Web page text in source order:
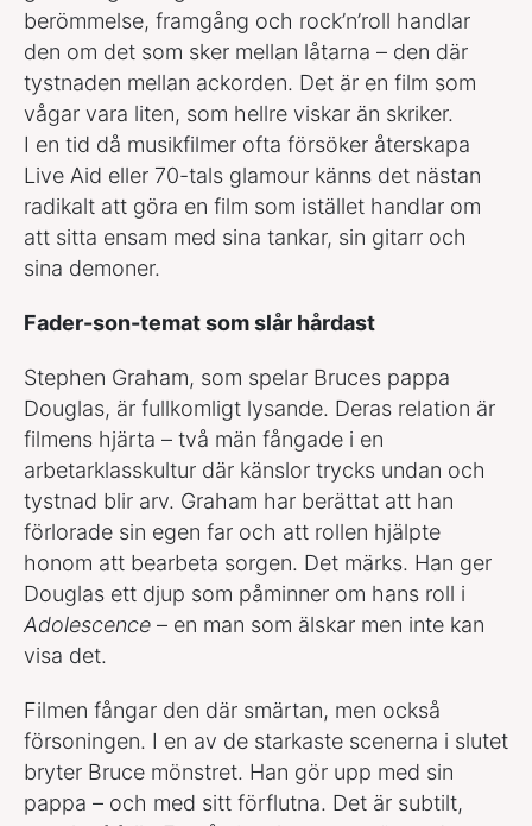
berömmelse, framgång och rock’n’roll handlar
den om det som sker mellan låtarna – den där
tystnaden mellan ackorden. Det är en film som
vågar vara liten, som hellre viskar än skriker.
I en tid då musikfilmer ofta försöker återskapa
Live Aid eller 70-tals glamour känns det nästan
radikalt att göra en film som istället handlar om
att sitta ensam med sina tankar, sin gitarr och
sina demoner.
Fader-son-temat som slår hårdast
Stephen Graham, som spelar Bruces pappa
Douglas, är fullkomligt lysande. Deras relation är
filmens hjärta – två män fångade i en
arbetarklasskultur där känslor trycks undan och
tystnad blir arv. Graham har berättat att han
förlorade sin egen far och att rollen hjälpte
honom att bearbeta sorgen. Det märks. Han ger
Douglas ett djup som påminner om hans roll i
Adolescence – en man som älskar men inte kan
visa det.
Filmen fångar den där smärtan, men också
försoningen. I en av de starkaste scenerna i slutet
bryter Bruce mönstret. Han gör upp med sin
pappa – och med sitt förflutna. Det är subtilt,